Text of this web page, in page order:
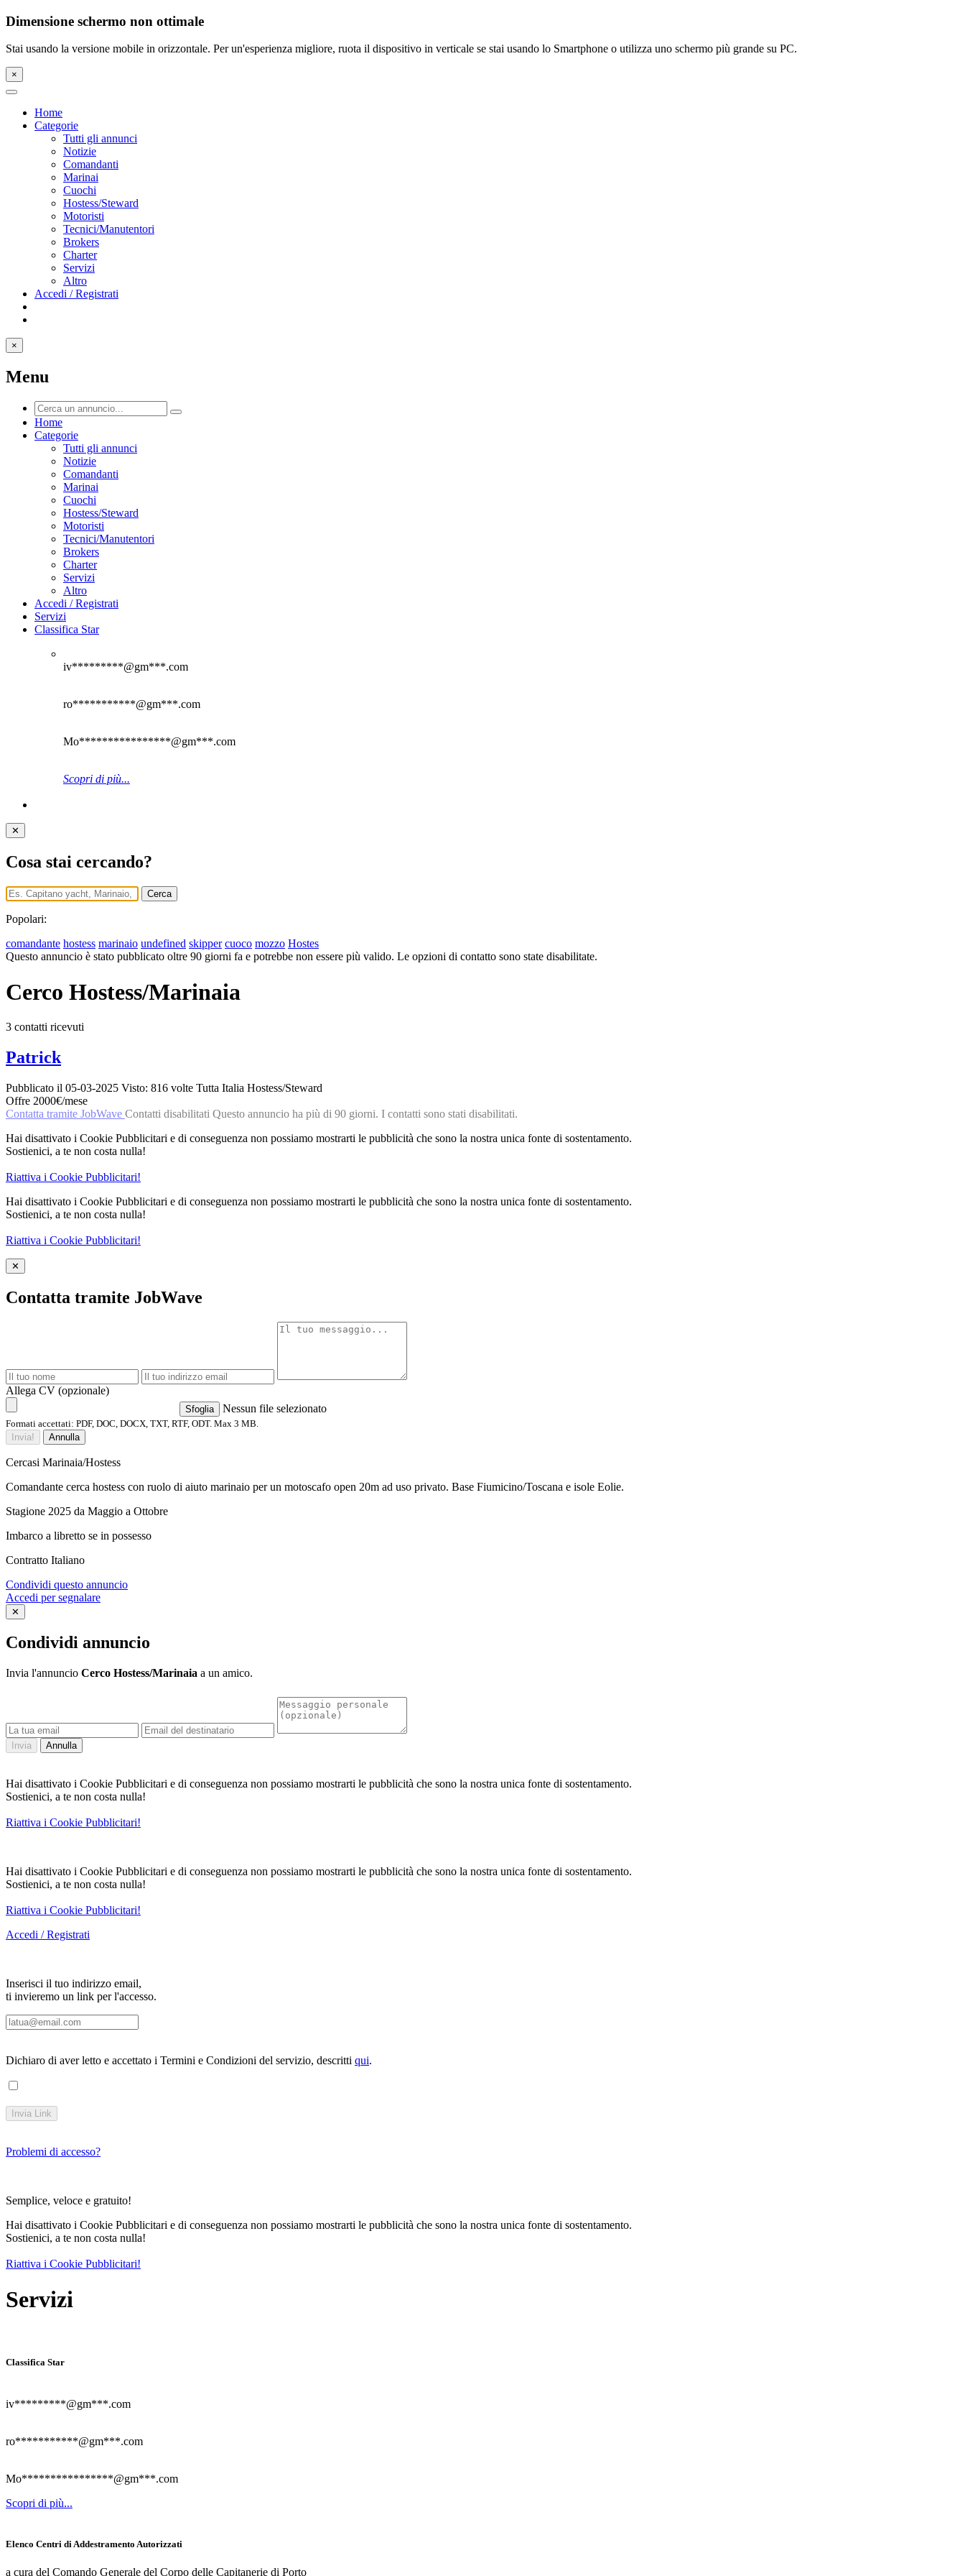
Dimensione schermo non ottimale
Stai usando la versione mobile in orizzontale. Per un'esperienza migliore, ruota il dispositivo in verticale se stai usando lo Smartphone o utilizza uno schermo più grande su PC.
×
Home
Categorie
Tutti gli annunci
Notizie
Comandanti
Marinai
Cuochi
Hostess/Steward
Motoristi
Tecnici/Manutentori
Brokers
Charter
Servizi
Altro
Accedi / Registrati
×
Menu
Home
Categorie
Tutti gli annunci
Notizie
Comandanti
Marinai
Cuochi
Hostess/Steward
Motoristi
Tecnici/Manutentori
Brokers
Charter
Servizi
Altro
Accedi / Registrati
Servizi
Classifica Star
iv*********@gm***.com
ro***********@gm***.com
Mo****************@gm***.com
Scopri di più...
✕
Cosa stai cercando?
Cerca
Popolari:
comandante hostess marinaio undefined skipper cuoco mozzo Hostes
Questo annuncio è stato pubblicato oltre 90 giorni fa e potrebbe non essere più valido. Le opzioni di contatto sono state disabilitate.
Cerco Hostess/Marinaia
3 contatti ricevuti
Patrick
Pubblicato il 05-03-2025 Visto: 816 volte Tutta Italia Hostess/Steward
Offre 2000€/mese
Contatta tramite JobWave Contatti disabilitati Questo annuncio ha più di 90 giorni. I contatti sono stati disabilitati.
Hai disattivato i Cookie Pubblicitari e di conseguenza non possiamo mostrarti le pubblicità che sono la nostra unica fonte di sostentamento.
Sostienici, a te non costa nulla!
Riattiva i Cookie Pubblicitari!
Hai disattivato i Cookie Pubblicitari e di conseguenza non possiamo mostrarti le pubblicità che sono la nostra unica fonte di sostentamento.
Sostienici, a te non costa nulla!
Riattiva i Cookie Pubblicitari!
✕
Contatta tramite JobWave
Allega CV (opzionale)
Sfoglia Nessun file selezionato
Formati accettati: PDF, DOC, DOCX, TXT, RTF, ODT. Max 3 MB.
Invia!
Annulla
Cercasi Marinaia/Hostess
Comandante cerca hostess con ruolo di aiuto marinaio per un motoscafo open 20m ad uso privato. Base Fiumicino/Toscana e isole Eolie.
Stagione 2025 da Maggio a Ottobre
Imbarco a libretto se in possesso
Contratto Italiano
Condividi questo annuncio
Accedi per segnalare
✕
Condividi annuncio
Invia l'annuncio Cerco Hostess/Marinaia a un amico.
Invia Annulla
Hai disattivato i Cookie Pubblicitari e di conseguenza non possiamo mostrarti le pubblicità che sono la nostra unica fonte di sostentamento.
Sostienici, a te non costa nulla!
Riattiva i Cookie Pubblicitari!
Hai disattivato i Cookie Pubblicitari e di conseguenza non possiamo mostrarti le pubblicità che sono la nostra unica fonte di sostentamento.
Sostienici, a te non costa nulla!
Riattiva i Cookie Pubblicitari!
Accedi / Registrati
Inserisci il tuo indirizzo email,
ti invieremo un link per l'accesso.
Dichiaro di aver letto e accettato i Termini e Condizioni del servizio, descritti qui.
Invia Link
Problemi di accesso?
Semplice, veloce e gratuito!
Hai disattivato i Cookie Pubblicitari e di conseguenza non possiamo mostrarti le pubblicità che sono la nostra unica fonte di sostentamento.
Sostienici, a te non costa nulla!
Riattiva i Cookie Pubblicitari!
Servizi
Classifica Star
iv*********@gm***.com
ro***********@gm***.com
Mo****************@gm***.com
Scopri di più...
Elenco Centri di Addestramento Autorizzati
a cura del Comando Generale del Corpo delle Capitanerie di Porto